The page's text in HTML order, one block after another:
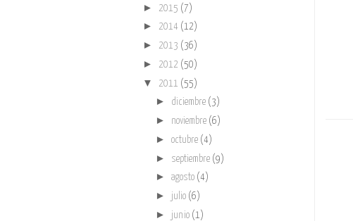
► 2015 (7)
► 2014 (12)
► 2013 (36)
► 2012 (50)
▼ 2011 (55)
► diciembre (3)
► noviembre (6)
► octubre (4)
► septiembre (9)
► agosto (4)
► julio (6)
► junio (1)